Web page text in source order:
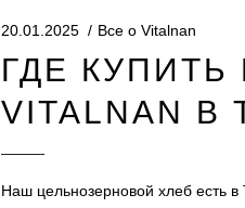
20.01.2025 Все о Vitalnan
ГДЕ
VITALNAN В
Наш цельнозерновой хлеб есть